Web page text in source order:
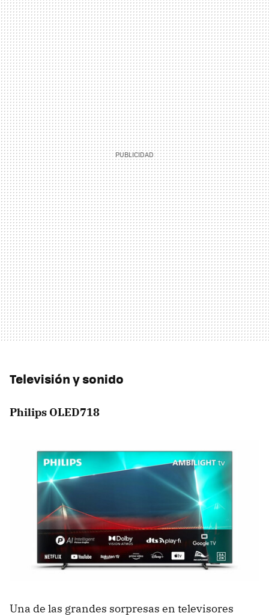
Televisión y sonido
Philips OLED718
Una de las grandes sorpresas en televisores